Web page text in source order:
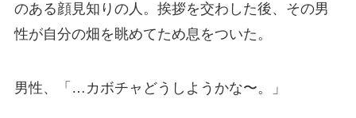
のある顔見知りの人。挨拶を交わした後、その男
性が自分の畑を眺めてため息をついた。
男性、「…カボチャどうしようかな〜。」